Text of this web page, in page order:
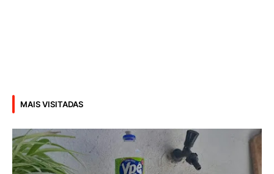
MAIS VISITADAS